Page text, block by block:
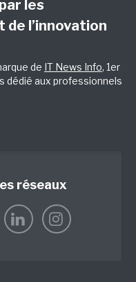
les
de l’innovation
de IT News Info, 1er
dédié aux professionnels
réseaux